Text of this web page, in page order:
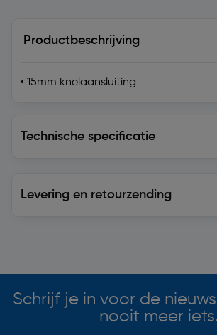
Productbeschrijving
• 15mm knelaansluiting
Technische specificatie
Levering en retourzending
Schrijf je in voor de
nooit meer iets.